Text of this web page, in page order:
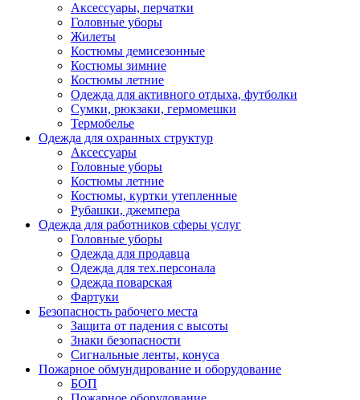
Аксессуары, перчатки
Головные уборы
Жилеты
Костюмы демисезонные
Костюмы зимние
Костюмы летние
Одежда для активного отдыха, футболки
Сумки, рюкзаки, гермомешки
Термобелье
Одежда для охранных структур
Аксессуары
Головные уборы
Костюмы летние
Костюмы, куртки утепленные
Рубашки, джемпера
Одежда для работников сферы услуг
Головные уборы
Одежда для продавца
Одежда для тех.персонала
Одежда поварская
Фартуки
Безопасность рабочего места
Защита от падения с высоты
Знаки безопасности
Сигнальные ленты, конуса
Пожарное обмундирование и оборудование
БОП